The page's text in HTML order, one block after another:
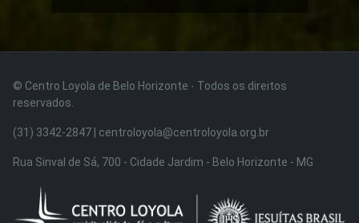
© Centro Loyola de Belo Horizonte · Todos os direitos
reservados.
(31) 3342-2847 | centroloyola@centroloyola.org.br
Rua Sinval de Sá, 700 - Cidade Jardim - Belo Horizonte - MG